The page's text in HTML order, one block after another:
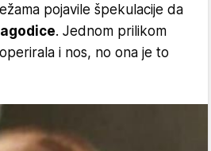
pojavile špekulacije da
. Jednom prilikom
i nos, no ona je to